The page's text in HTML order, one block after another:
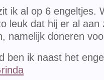
ik al op 6 engeltjes.
leuk dat hij er al
namelijk doneren
ben ik naast het